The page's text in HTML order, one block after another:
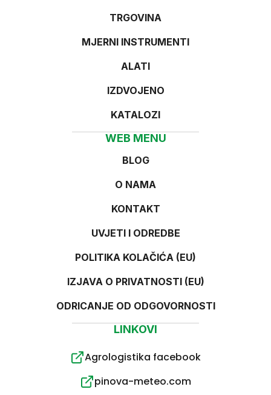
LINKOVI
Agrologistika facebook
pinova-meteo.com
TRGOVINA
MJERNI INSTRUMENTI
ALATI
IZDVOJENO
KATALOZI
WEB MENU
BLOG
O NAMA
KONTAKT
UVJETI I ODREDBE
POLITIKA KOLAČIĆA (EU)
IZJAVA O PRIVATNOSTI (EU)
ODRICANJE OD ODGOVORNOSTI